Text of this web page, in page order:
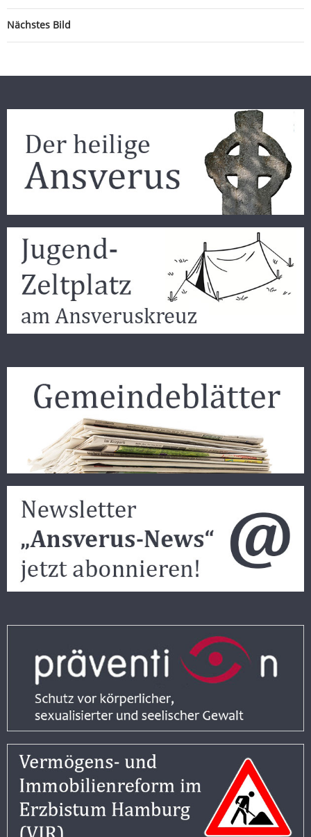
Nächstes Bild